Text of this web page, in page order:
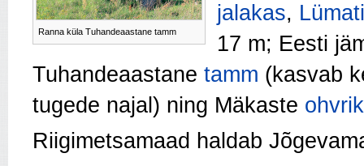
Ranna küla Tuhandeaastane tamm
jalakas,
17 m; Eesti
Tuhandeaastane tamm (kasvab
tugede najal) ning Mäkaste
Riigimetsamaad haldab